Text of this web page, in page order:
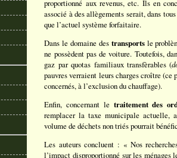
proportionné aux revenus, etc. Ils en
associé à des allègements serait, dans
que l’actuel système forfaitaire.
Dans le domaine des transportsle
ne possèdent pas de voiture. Toutefois,
gaz par quotas familiaux transfèrables (
pauvres verraient leurs charges croître
concernés, à l’exclusion du chauffage).
Enfin, concernant le traitement des
remplacer la taxe municipale actuelle,
volume de déchets non triés pourrait
Les auteurs concluent : « Nos
l’impact disproportionné sur les ménages